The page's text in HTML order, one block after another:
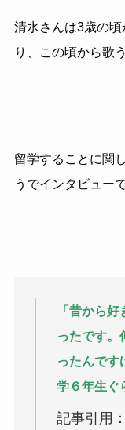
清水さんは3歳の
り、この頃から歌
留学することに関
うでインタビュー
「昔から
ったです。
ったんです
学６年生ぐ
記事引用